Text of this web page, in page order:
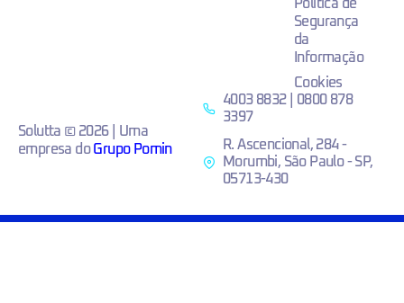
Política de
Segurança
da
Informação
Cookies
Solutta © 2026 | Uma
empresa doGrupo Pomin
4003 8832 | 0800 878
3397
R. Ascencional, 284 -
Morumbi, São Paulo - SP,
05713-430